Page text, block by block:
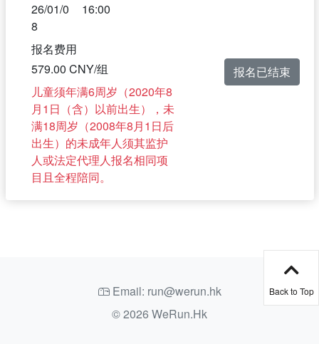
26/01/0
8
16:00
报名费用
579.00 CNY/组
儿童须年满6周岁（2020年8
月1日（含）以前出生），未
满18周岁（2008年8月1日后
出生）的未成年人须其监护
人或法定代理人报名相同项
目且全程陪同。
报名已结束
Email: run@werun.hk
© 2026 WeRun.Hk
Back to Top